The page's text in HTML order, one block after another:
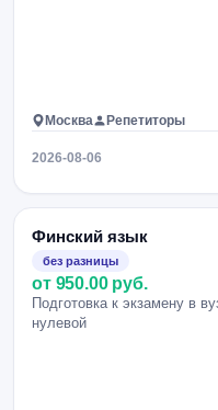
Москва Репетиторы
2026-08-06
Финский язык
без разницы
от 950.00 руб.
Подготовка к экзамену в
нулевой